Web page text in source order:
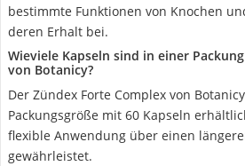
bestimmte Funktionen von Knochen
deren Erhalt bei.
Wieviele Kapseln sind in einer
von Botanicy?
Der Zündex Forte Complex von
Packungsgröße mit 60 Kapseln
flexible Anwendung über einen
gewährleistet.